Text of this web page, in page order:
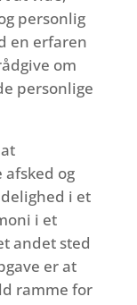
personlig
en erfaren
om
personlige
og
i et
i et
andet sted
er at
ramme for